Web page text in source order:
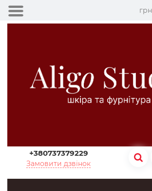
грн
+380737379229
Замовити дзвінок